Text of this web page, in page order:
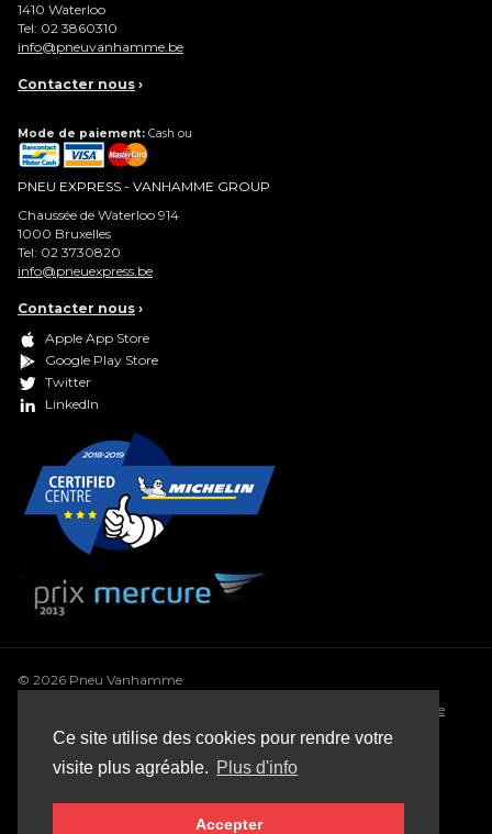
Ce site utilise des cookies pour rendre votre
visite plus agréable. Plus d'info
Accepter
1410 Waterloo
Tel: 02 3860310
info@pneuvanhamme.be
Contacter nous ›
Mode de paiement: Cash ou
PNEU EXPRESS - VANHAMME GROUP
Chaussée de Waterloo 914
1000 Bruxelles
Tel: 02 3730820
info@pneuexpress.be
Contacter nous ›
Apple App Store
Google Play Store
Twitter
LinkedIn
© 2026 Pneu Vanhamme
Politique
de cookie
• Conditions générales de vente
Sitemap
Webdesign: Robarov